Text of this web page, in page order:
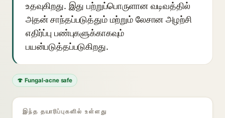
உதவுகிறது. இது பற்றுப்பொருளான வடிவத்தில்
அதன் சாந்தப்படுத்தும் மற்றும் லேசான அழற்சி
எதிர்ப்பு பண்புகளுக்காகவும்
பயன்படுத்தப்படுகிறது.
🍄 Fungal-acne safe
இந்த தயாரிப்புகளில் உள்ளது